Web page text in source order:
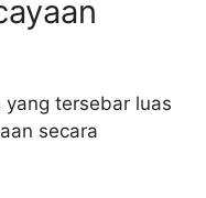
tersebar luas
secara